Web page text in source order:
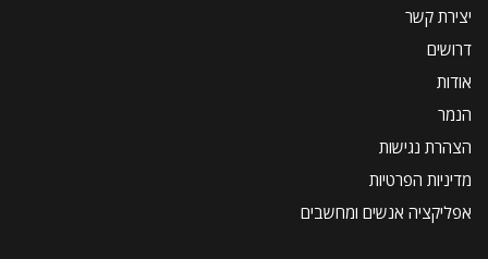
יצירת קשר
דרושים
אודות
הנמר
הצהרת נגישות
מדיניות הפרטיות
אפליקציה אנשים ומחשבים